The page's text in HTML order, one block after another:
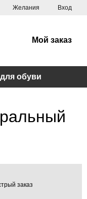
Желания Вход
Мой заказ
обуви
заказ